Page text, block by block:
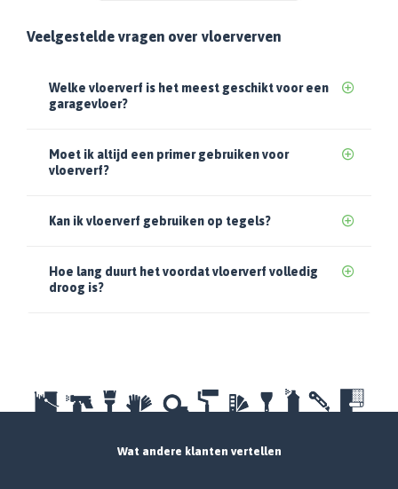
Veelgestelde vragen over vloerverven
Welke vloerverf is het meest geschikt voor een
garagevloer?
Moet ik altijd een primer gebruiken voor
vloerverf?
Kan ik vloerverf gebruiken op tegels?
Hoe lang duurt het voordat vloerverf volledig
droog is?
Wat andere klanten vertellen